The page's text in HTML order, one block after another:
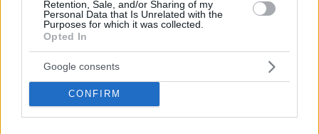
Retention, Sale, and/or Sharing of my
Personal Data that Is Unrelated with the
Purposes for which it was collected.
Opted In
Google consents
CONFIRM
Μία σεζόν, χάρμα ιδέσθαι! Η Ουλμ έκανε το θαύμα και με
το 3-1 στη σειρά των τελικών της BBL...
Η απίστευτη Ουλμ του Πολ
διέλυσε την Βόννη και πάει για
14/JUN/23 22:28